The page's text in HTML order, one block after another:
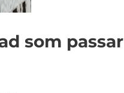
som passar